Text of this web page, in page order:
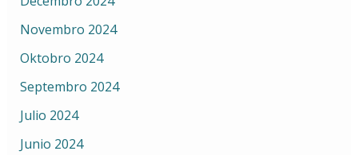
Novembro 2024
Oktobro 2024
Septembro 2024
Julio 2024
Junio 2024